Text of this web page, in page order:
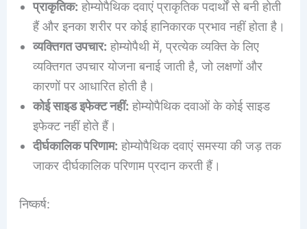
प्राकृतिक: होम्योपैथिक दवाएं प्राकृतिक पदार्थों से बनी होती
हैं और इनका शरीर पर कोई हानिकारक प्रभाव नहीं होता है।
व्यक्तिगत उपचार: होम्योपैथी में, प्रत्येक व्यक्ति के लिए
व्यक्तिगत उपचार योजना बनाई जाती है, जो लक्षणों और
कारणों पर आधारित होती है।
कोई साइड इफेक्ट नहीं: होम्योपैथिक दवाओं के कोई साइड
इफेक्ट नहीं होते हैं।
दीर्घकालिक परिणाम: होम्योपैथिक दवाएं समस्या की जड़ तक
जाकर दीर्घकालिक परिणाम प्रदान करती हैं।
निष्कर्ष: